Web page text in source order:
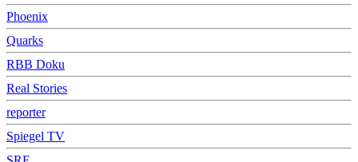
Phoenix
Quarks
RBB Doku
Real Stories
reporter
Spiegel TV